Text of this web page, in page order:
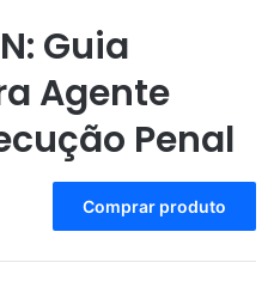
Guia
Agente
Penal
Comprar produto